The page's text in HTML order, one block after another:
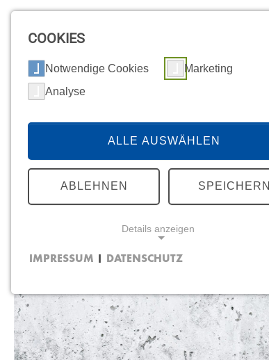
COOKIES
Notwendige Cookies
Marketing
Analyse
ALLE AUSWÄHLEN
ABLEHNEN SPEICHERN
Details anzeigen
MARKETING
Youtube
IMPRESSUM DATENSCHUTZ